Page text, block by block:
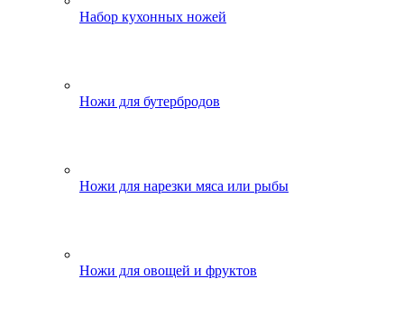
Набор кухонных ножей
Ножи для бутербродов
Ножи для нарезки мяса или рыбы
Ножи для овощей и фруктов